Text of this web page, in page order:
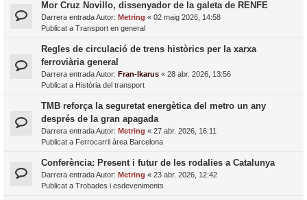
Mor Cruz Novillo, dissenyador de la galeta de RENFE
Darrera entrada Autor: Metring « 02 maig 2026, 14:58
Publicat a Transport en general
Regles de circulació de trens històrics per la xarxa
ferroviària general
Darrera entrada Autor: Fran-Ikarus « 28 abr. 2026, 13:56
Publicat a Història del transport
TMB reforça la seguretat energètica del metro un any
després de la gran apagada
Darrera entrada Autor: Metring « 27 abr. 2026, 16:11
Publicat a Ferrocarril àrea Barcelona
Conferència: Present i futur de les rodalies a Catalunya
Darrera entrada Autor: Metring « 23 abr. 2026, 12:42
Publicat a Trobades i esdeveniments